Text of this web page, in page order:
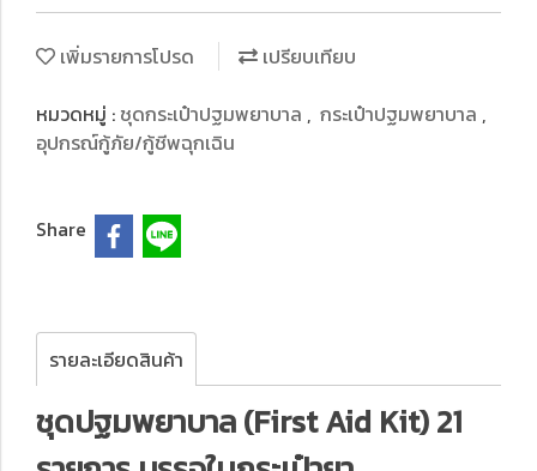
เพิ่มรายการโปรด
เปรียบเทียบ
หมวดหมู่ : ชุดกระเป๋าปฐมพยาบาล , กระเป๋าปฐมพยาบาล ,
อุปกรณ์กู้ภัย/กู้ชีพฉุกเฉิน
Share
รายละเอียดสินค้า
ชุดปฐมพยาบาล (First Aid Kit) 21